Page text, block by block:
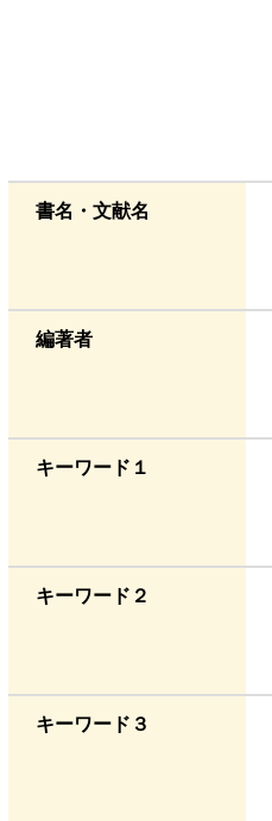
書名・文献名
編著者
キーワード１
キーワード２
キーワード３